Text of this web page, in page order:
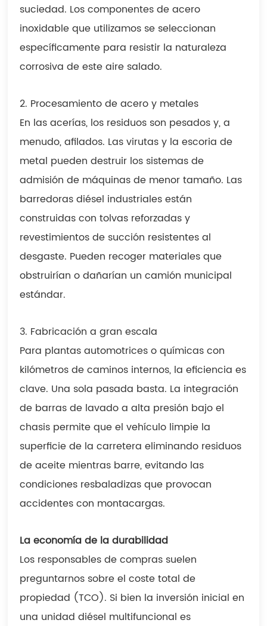
suciedad. Los componentes de acero
inoxidable que utilizamos se seleccionan
específicamente para resistir la naturaleza
corrosiva de este aire salado.
2. Procesamiento de acero y metales
En las acerías, los residuos son pesados ​​y, a
menudo, afilados. Las virutas y la escoria de
metal pueden destruir los sistemas de
admisión de máquinas de menor tamaño. Las
barredoras diésel industriales están
construidas con tolvas reforzadas y
revestimientos de succión resistentes al
desgaste. Pueden recoger materiales que
obstruirían o dañarían un camión municipal
estándar.
3. Fabricación a gran escala
Para plantas automotrices o químicas con
kilómetros de caminos internos, la eficiencia es
clave. Una sola pasada basta. La integración
de barras de lavado a alta presión bajo el
chasis permite que el vehículo limpie la
superficie de la carretera eliminando residuos
de aceite mientras barre, evitando las
condiciones resbaladizas que provocan
accidentes con montacargas.
La economía de la durabilidad
Los responsables de compras suelen
preguntarnos sobre el coste total de
propiedad (TCO). Si bien la inversión inicial en
una unidad diésel multifuncional es